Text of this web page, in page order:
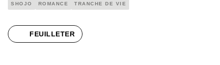
SHOJO ROMANCE TRANCHE DE VIE
FEUILLETER